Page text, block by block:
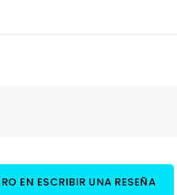
EN ESCRIBIR UNA RESEÑA